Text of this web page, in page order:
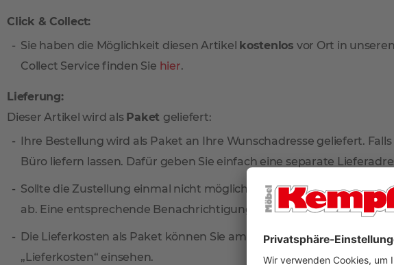
Click & Collect:
Sie haben die Möglichkeit diesen Artikel
kostenlos vor Ort in
Collect Service finden Sie hier.
Lieferung:
Dieser Artikel wird als Paket geliefert:
Ihre Bestellung wird als Paket an Ihre Wunschadresse geliefert.
Büro liefern lassen. Dafür geben Sie einfach eine separate
Sollte die Zustellung einmal nicht möglich sein, nimmt der
ab. Eine entsprechende Benachrichtigungskarte finden Sie dann in
Die Lieferkosten als Paket können Sie am einfachsten im oberen
„Lieferkosten“ einsehen.